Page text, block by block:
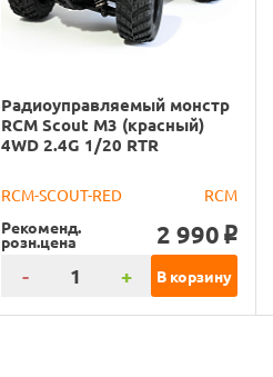
Радиоуправляемый монстр
RCM Scout M3 (красный)
4WD 2.4G 1/20 RTR
RCM-SCOUT-RED
RCM
Рекоменд.
розн.цена 2 990 o
- + В корзину